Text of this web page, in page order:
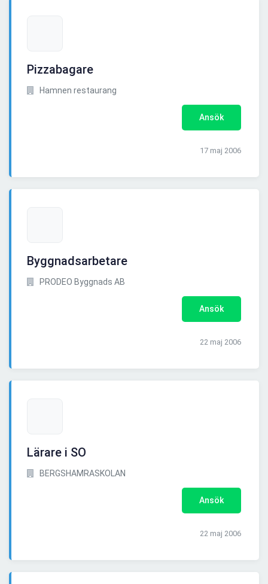
Pizzabagare
Hamnen restaurang
Ansök
17 maj 2006
Byggnadsarbetare
PRODEO Byggnads AB
Ansök
22 maj 2006
Lärare i SO
BERGSHAMRASKOLAN
Ansök
22 maj 2006